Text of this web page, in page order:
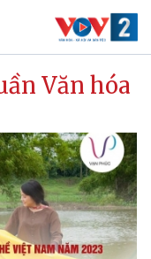
Văn hóa